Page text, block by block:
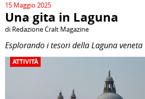
15 Maggio 2025
Una gita in Laguna
di Redazione Cralt Magazine
Esplorando i tesori della Laguna veneta
ATTIVITÀ